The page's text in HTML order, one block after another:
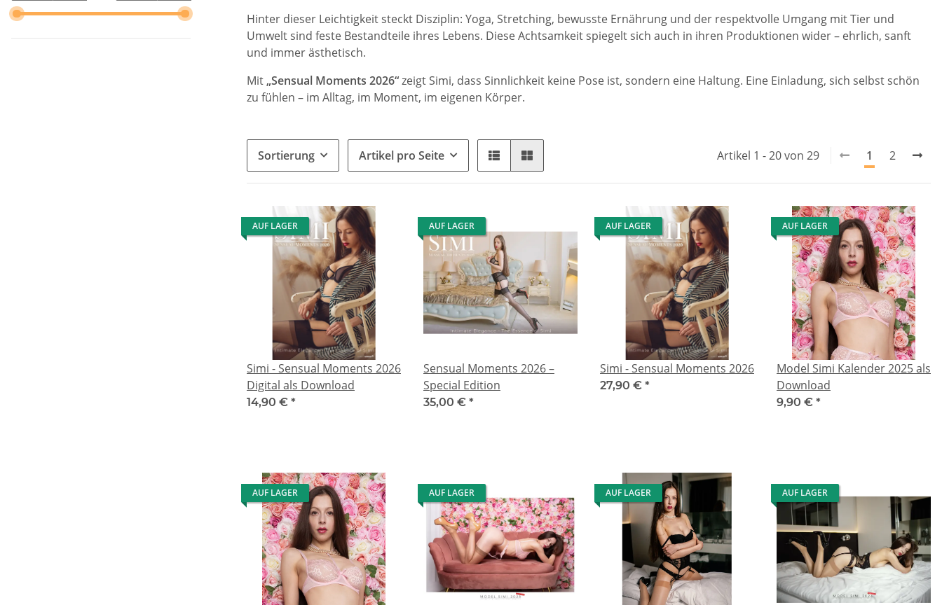
Hinter dieser Leichtigkeit steckt Disziplin: Yoga, Stretching, bewusste Ernährung und der respektvolle Umgang mit Tier und
Umwelt sind feste Bestandteile ihres Lebens. Diese Achtsamkeit spiegelt sich auch in ihren Produktionen wider – ehrlich, sanft
und immer ästhetisch.
Mit„Sensual Moments 2026“zeigt Simi, dass Sinnlichkeit keine Pose ist, sondern eine Haltung. Eine Einladung, sich selbst schön
zu fühlen – im Alltag, im Moment, im eigenen Körper.
Sortierung Artikel pro Seite Artikel 1 - 20 von 29 1 2
AUF LAGER
Simi - Sensual Moments 2026
Digital als Download
14,90 € *
AUF LAGER
Sensual Moments 2026 –
Special Edition
35,00 € *
AUF LAGER
Simi - Sensual Moments 2026
27,90 € *
AUF LAGER
Model Simi Kalender 2025 als
Download
9,90 € *
AUF LAGER AUF LAGER AUF LAGER AUF LAGER